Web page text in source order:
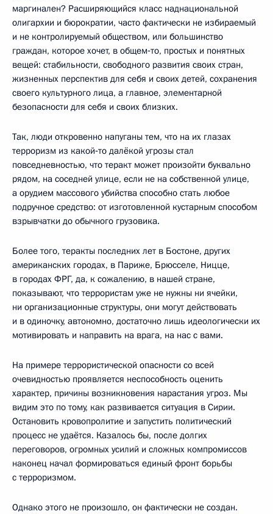
маргинален? Расширяющийся класс наднациональной
олигархии и бюрократии, часто фактически не избираемый
и не контролируемый обществом, или большинство
граждан, которое хочет, в общем‑то, простых и понятных
вещей: стабильности, свободного развития своих стран,
жизненных перспектив для себя и своих детей, сохранения
своего культурного лица, а главное, элементарной
безопасности для себя и своих близких.
Так, люди откровенно напуганы тем, что на их глазах
терроризм из какой‑то далёкой угрозы стал
повседневностью, что теракт может произойти буквально
рядом, на соседней улице, если не на собственной улице,
а орудием массового убийства способно стать любое
подручное средство: от изготовленной кустарным способом
взрывчатки до обычного грузовика.
Более того, теракты последних лет в Бостоне, других
американских городах, в Париже, Брюсселе, Ницце,
в городах ФРГ, да, к сожалению, в нашей стране,
показывают, что террористам уже не нужны ни ячейки,
ни организационные структуры, они могут действовать
и в одиночку, автономно, достаточно лишь идеологически их
мотивировать и направить на врага, на нас с вами.
На примере террористической опасности со всей
очевидностью проявляется неспособность оценить
характер, причины возникновения нарастания угроз. Мы
видим это по тому, как развивается ситуация в Сирии.
Остановить кровопролитие и запустить политический
процесс не удаётся. Казалось бы, после долгих
переговоров, огромных усилий и сложных компромиссов
наконец начал формироваться единый фронт борьбы
с терроризмом.
Однако этого не произошло, он фактически не создан.